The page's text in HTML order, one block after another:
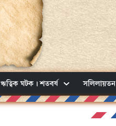
ঋত্বিক ঘটক। শতবর্ষ সলিলায়তন